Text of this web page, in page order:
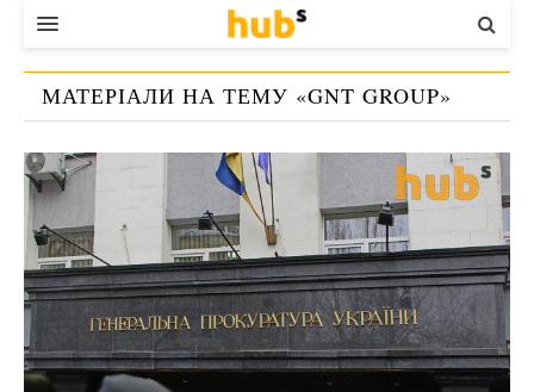
ВЛАДА
ЕКОНОМІКА
БІЗНЕС
КОНТАКТИ
МАТЕРІАЛИ НА ТЕМУ «GNT GROUP»